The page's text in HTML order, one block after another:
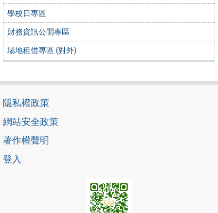
學校日專區
財務資訊公開專區
場地租借專區 (對外)
隱私權政策
網站安全政策
著作權聲明
登入